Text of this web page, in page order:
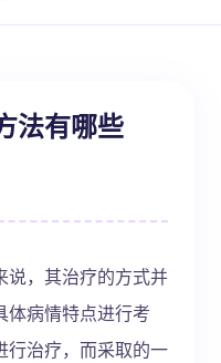
法有哪些
说，其治疗的方式并
体病情特点进行考
行治疗，而采取的一